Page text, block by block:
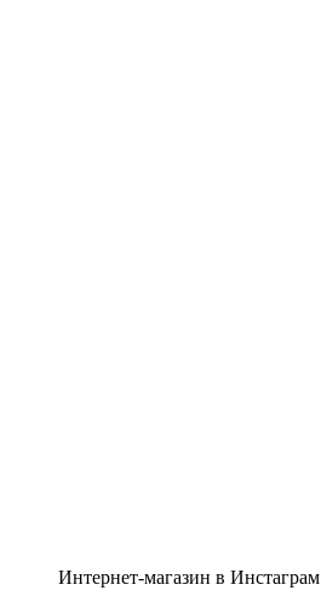
Интернет-магазин в Инстаграм